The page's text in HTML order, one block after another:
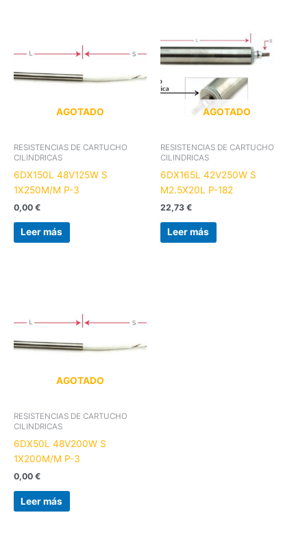
AGOTADO
RESISTENCIAS DE CARTUCHO
CILINDRICAS
6DX150L 48V125W S
1X250M/M P-3
0,00 €
Leer más
AGOTADO
RESISTENCIAS DE CARTUCHO
CILINDRICAS
6DX165L 42V250W S
M2.5X20L P-182
22,73 €
Leer más
AGOTADO
RESISTENCIAS DE CARTUCHO
CILINDRICAS
6DX50L 48V200W S
1X200M/M P-3
0,00 €
Leer más